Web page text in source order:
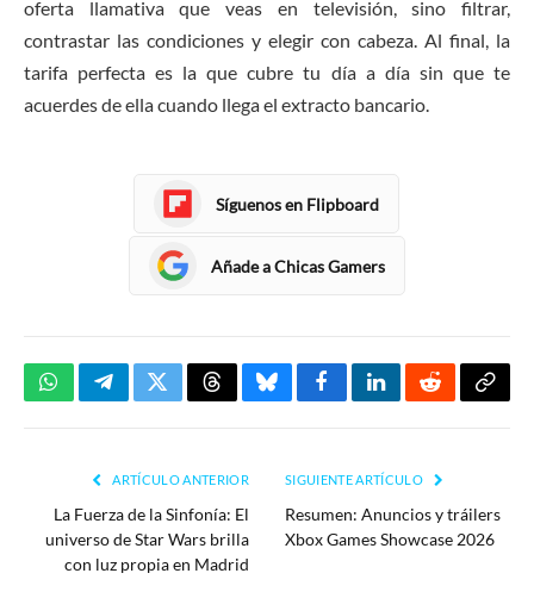
oferta llamativa que veas en televisión, sino filtrar,
contrastar las condiciones y elegir con cabeza. Al final, la
tarifa perfecta es la que cubre tu día a día sin que te
acuerdes de ella cuando llega el extracto bancario.
Síguenos en Flipboard
Añade a Chicas Gamers
WhatsAppTelegramTwitterThreadsBlueskyFacebookLinkedInReddit
ARTÍCULO ANTERIOR
La Fuerza de la Sinfonía: El
universo de Star Wars brilla
con luz propia en Madrid
SIGUIENTE ARTÍCULO
Resumen: Anuncios y tráilers
Xbox Games Showcase 2026